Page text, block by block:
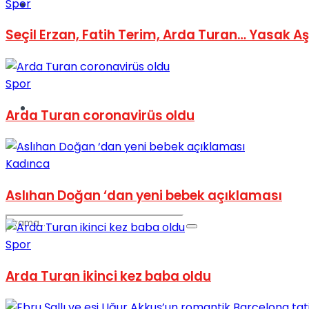
Podcast
Spor
Seçil Erzan, Fatih Terim, Arda Turan… Yasak
Spor
Arda Turan coronavirüs oldu
Kadınca
Aslıhan Doğan ‘dan yeni bebek açıklaması
Spor
Arda Turan ikinci kez baba oldu